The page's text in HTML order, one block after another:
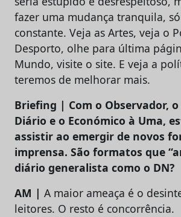
fazer uma mudança tranquila,
constante. Veja as Artes, veja o
Desporto, olhe para última
Mundo, visite o site. E veja a
teremos de melhorar mais.
Briefing | Com o Observador, o
Diário e o Económico à Uma,
assistir ao emergir de novos
imprensa. São formatos que
diário generalista como o DN?
AM | A maior ameaça é o
leitores. O resto é concorrência.